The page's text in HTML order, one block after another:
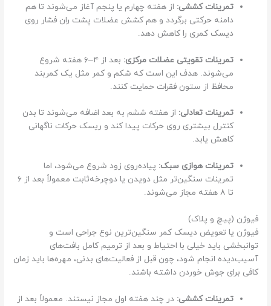
ر
ا
ح
ی
ا
تمرینات کششی: از هفته چهارم یا پنجم آغاز می‌شوند تا هم
دامنه حرکتی برگردد و هم کشش عضلات پشت ران فشار روی
دیسک کمری را کاهش دهد.
تمرینات تقویتی عضلات مرکزی:
بعد از ۴–۶ هفته شروع
می‌شوند. هدف این است که شکم و کمر مثل یک کمربند
محافظ از ستون فقرات حمایت کنند.
تمرینات تعادلی: از هفته ششم به بعد اضافه می‌شوند تا بدن
کنترل بیشتری روی حرکات پیدا کند و ریسک حرکات ناگهانی
کاهش یابد.
تمرینات هوازی سبک: پیاده‌روی زود شروع می‌شود، اما
تمرینات سنگین‌تر مثل دویدن یا دوچرخه‌ثابت معمولاً بعد از ۶
تا ۸ هفته مجاز می‌شوند.
فیوژن (پیچ و پلاک)
فیوژن یا تعویض دیسک کمر سنگین‌ترین نوع جراحی است و
توانبخشی باید خیلی با احتیاط و بعد از ترمیم کامل بافت‌های
آسیب‌دیده انجام شود، چون قبل از فعالیت‌های بدنی، مهره‌ها باید زمان
کافی برای جوش خوردن داشته باشند.
تمرینات کششی: در چند هفته اول مجاز نیستند. معمولاً بعد از